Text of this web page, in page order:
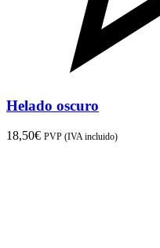
Helado oscuro
18,50€ PVP (IVA incluido)